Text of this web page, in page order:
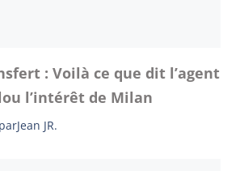
: Voilà ce que dit l’agent
l’intérêt de Milan
parJean JR.